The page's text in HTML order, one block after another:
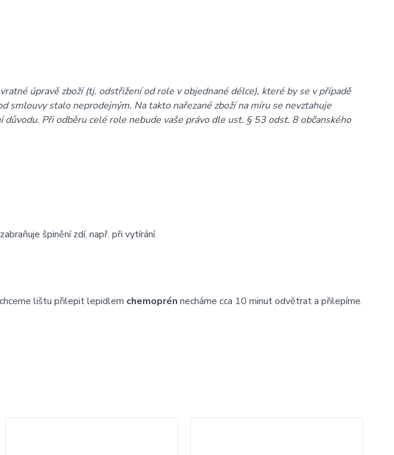
úpravě zboží (tj. odstřižení od role v objednané délce), které by se v případě
smlouvy stalo neprodejným. Na takto nařezané zboží na míru se nevztahuje
důvodu. Při odběru celé role nebude vaše právo dle ust. § 53 odst. 8 občanského
špinění zdí, např. při vytírání.
lištu přilepit lepidlem chemoprén necháme cca 10 minut odvětrat a přilepíme.